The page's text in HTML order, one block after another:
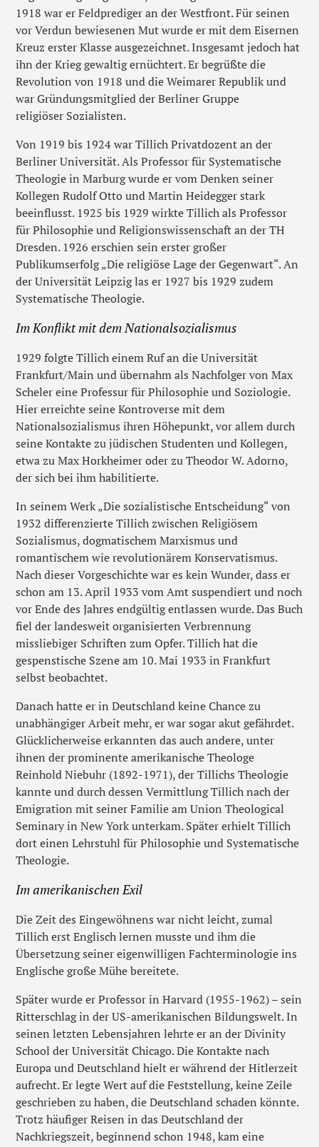
1918 war er Feldprediger an der Westfront. Für seinen
vor Verdun bewiesenen Mut wurde er mit dem Eisernen
Kreuz erster Klasse ausgezeichnet. Insgesamt jedoch hat
ihn der Krieg gewaltig ernüchtert. Er begrüßte die
Revolution von 1918 und die Weimarer Republik und
war Gründungsmitglied der Berliner Gruppe
religiöser Sozialisten.
Von 1919 bis 1924 war Tillich Privatdozent an der
Berliner Universität. Als Professor für Systematische
Theologie in Marburg wurde er vom Denken seiner
Kollegen Rudolf Otto und Martin Heidegger stark
beeinflusst. 1925 bis 1929 wirkte Tillich als Professor
für Philosophie und Religionswissenschaft an der TH
Dresden. 1926 erschien sein erster großer
Publikumserfolg „Die religiöse Lage der Gegenwart“. An
der Universität Leipzig las er 1927 bis 1929 zudem
Systematische Theologie.
Im Konflikt mit dem Nationalsozialismus
1929 folgte Tillich einem Ruf an die Universität
Frankfurt/Main und übernahm als Nachfolger von Max
Scheler eine Professur für Philosophie und Soziologie.
Hier erreichte seine Kontroverse mit dem
Nationalsozialismus ihren Höhepunkt, vor allem durch
seine Kontakte zu jüdischen Studenten und Kollegen,
etwa zu Max Horkheimer oder zu Theodor W. Adorno,
der sich bei ihm habilitierte.
In seinem Werk „Die sozialistische Entscheidung“ von
1932 differenzierte Tillich zwischen Religiösem
Sozialismus, dogmatischem Marxismus und
romantischem wie revolutionärem Konservatismus.
Nach dieser Vorgeschichte war es kein Wunder, dass er
schon am 13. April 1933 vom Amt suspendiert und noch
vor Ende des Jahres endgültig entlassen wurde. Das Buch
fiel der landesweit organisierten Verbrennung
missliebiger Schriften zum Opfer. Tillich hat die
gespenstische Szene am 10. Mai 1933 in Frankfurt
selbst beobachtet.
Danach hatte er in Deutschland keine Chance zu
unabhängiger Arbeit mehr, er war sogar akut gefährdet.
Glücklicherweise erkannten das auch andere, unter
ihnen der prominente amerikanische Theologe
Reinhold Niebuhr (1892-1971), der Tillichs Theologie
kannte und durch dessen Vermittlung Tillich nach der
Emigration mit seiner Familie am Union Theological
Seminary in New York unterkam. Später erhielt Tillich
dort einen Lehrstuhl für Philosophie und Systematische
Theologie.
Im amerikanischen Exil
Die Zeit des Eingewöhnens war nicht leicht, zumal
Tillich erst Englisch lernen musste und ihm die
Übersetzung seiner eigenwilligen Fachterminologie ins
Englische große Mühe bereitete.
Später wurde er Professor in Harvard (1955-1962) – sein
Ritterschlag in der US-amerikanischen Bildungswelt. In
seinen letzten Lebensjahren lehrte er an der Divinity
School der Universität Chicago. Die Kontakte nach
Europa und Deutschland hielt er während der Hitlerzeit
aufrecht. Er legte Wert auf die Feststellung, keine Zeile
geschrieben zu haben, die Deutschland schaden könnte.
Trotz häufiger Reisen in das Deutschland der
Nachkriegszeit, beginnend schon 1948, kam eine